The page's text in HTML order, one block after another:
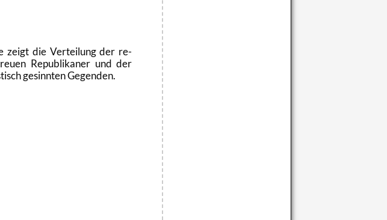
zeigt die Ver­tei­lung der re­
Re­pu­bli­ka­ner und der
ge­sinn­ten Ge­gen­den.